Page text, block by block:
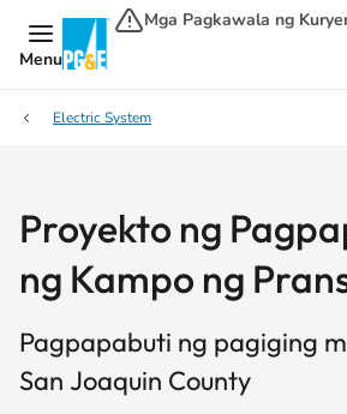
Menu
Mga Pagkawala ng
Electric System
Proyekto ng
ng Kampo ng
Pagpapabuti ng pagiging
San Joaquin County